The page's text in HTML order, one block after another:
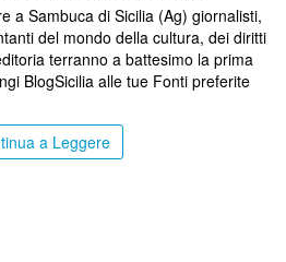
a Sambuca di Sicilia (Ag) giornalisti,
del mondo della cultura, dei diritti
terranno a battesimo la prima
BlogSicilia alle tue Fonti preferite
a Leggere